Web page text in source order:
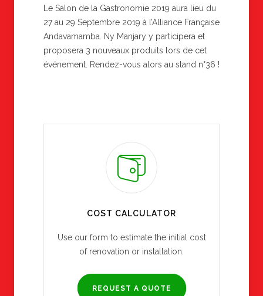
Le Salon de la Gastronomie 2019 aura lieu du
27 au 29 Septembre 2019 à l’Alliance Française
Andavamamba. Ny Manjary y participera et
proposera 3 nouveaux produits lors de cet
événement. Rendez-vous alors au stand n°36 !
COST CALCULATOR
Use our form to estimate the initial cost
of renovation or installation.
REQUEST A QUOTE